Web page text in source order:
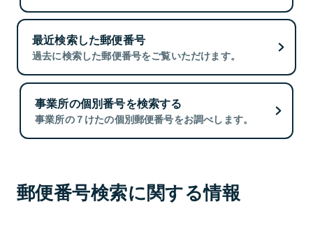
最近検索した郵便番号
過去に検索した郵便番号をご覧いただけます。
事業所の個別番号を検索する
事業所の７けたの個別郵便番号をお調べします。
郵便番号検索に関する情報